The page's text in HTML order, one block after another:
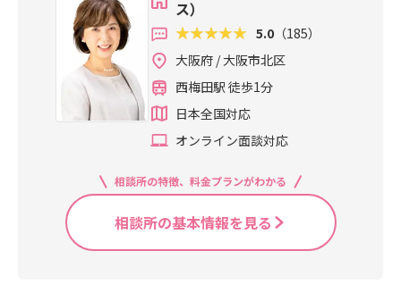
ス）
5.0 （185）
大阪府 / 大阪市北区
西梅田駅 徒歩1分
日本全国対応
オンライン面談対応
相談所の特徴、料金プランがわかる
相談所の基本情報を見る